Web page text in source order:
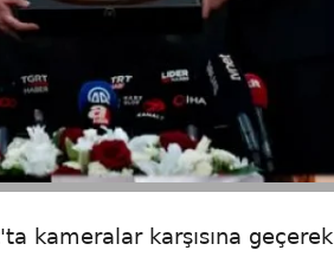
kameralar karşısına geçerek